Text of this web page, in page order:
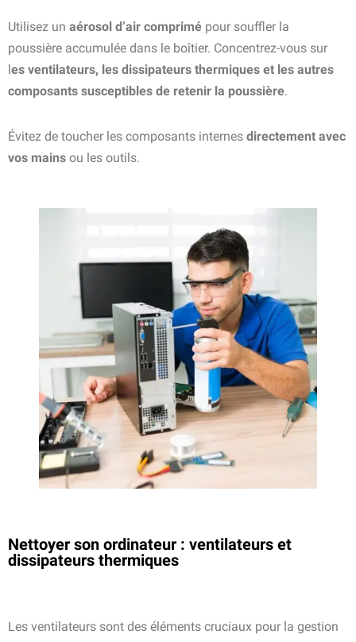
Utilisez un aérosol d’air comprimé pour souffler la
poussière accumulée dans le boîtier. Concentrez-vous sur
es ventilateurs, les dissipateurs thermiques et les autres
composants susceptibles de retenir la poussière.
Évitez de toucher les composants internes directement avec
vos mains ou les outils.
Nettoyer son ordinateur : ventilateurs et
dissipateurs thermiques
Les ventilateurs sont des éléments cruciaux pour la gestion